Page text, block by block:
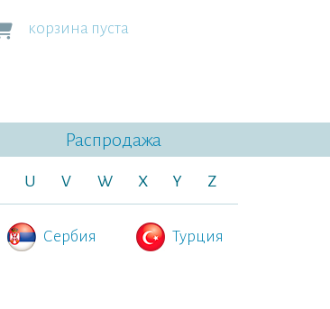
корзина пуста
Распродажа
U V W X Y Z
Сербия Турция